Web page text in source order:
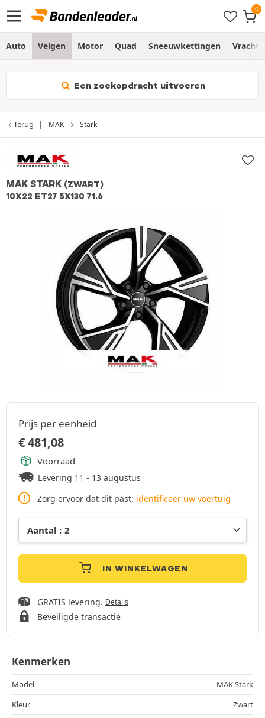
Auto Velgen Motor Quad Sneeuwkettingen
Een zoekopdracht uitvoeren
Terug MAK Stark
MAK STARK (ZWART)
10X22 ET27 5X130 71.6
Prijs per eenheid
€481,08
Voorraad
Levering 11 - 13 augustus
Zorg ervoor dat dit past: identificeer uw voertuig
IN WINKELWAGEN
GRATIS levering. Details
Beveiligde transactie
Kenmerken
Model
MAK Stark
Kleur
Zwart